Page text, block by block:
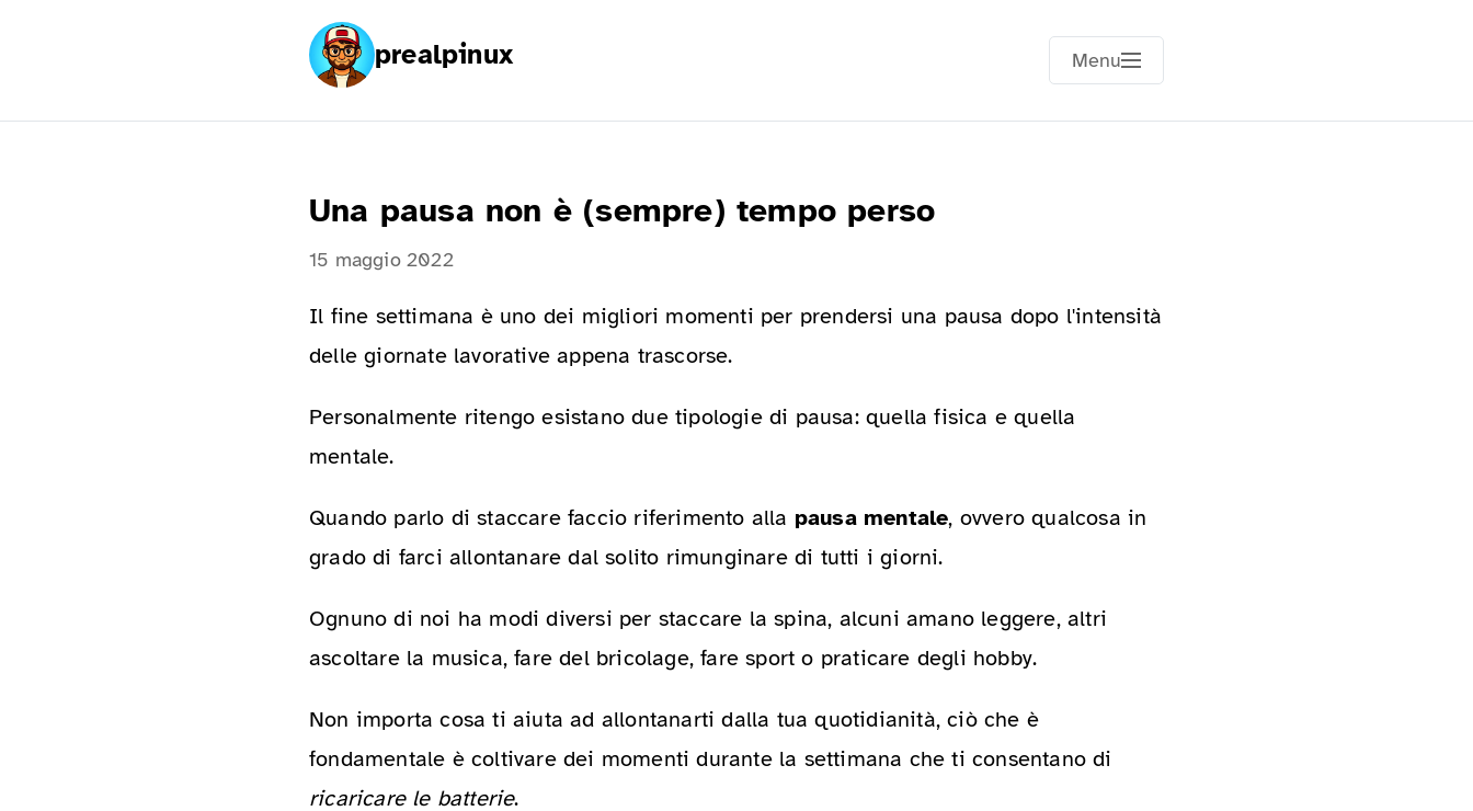
prealpinux Menu
Una pausa non è (sempre) tempo perso
15 maggio 2022
Il fine settimana è uno dei migliori momenti per prendersi una pausa dopo l'intensità
delle giornate lavorative appena trascorse.
Personalmente ritengo esistano due tipologie di pausa: quella fisica e quella
mentale.
Quando parlo di staccare faccio riferimento alla pausa mentale, ovvero qualcosa in
grado di farci allontanare dal solito rimunginare di tutti i giorni.
Ognuno di noi ha modi diversi per staccare la spina, alcuni amano leggere, altri
ascoltare la musica, fare del bricolage, fare sport o praticare degli hobby.
Non importa cosa ti aiuta ad allontanarti dalla tua quotidianità, ciò che è
fondamentale è coltivare dei momenti durante la settimana che ti consentano di
ricaricare le batterie.